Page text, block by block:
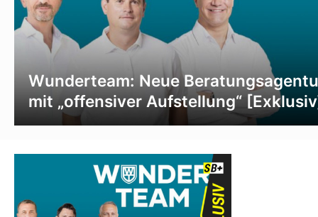
Wunderteam: Neue
mit „offensiver Aufstellung“